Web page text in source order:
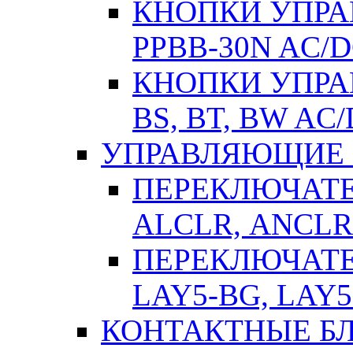
КНОПКИ
РPВВ-30N AC/
КНОПКИ
BS, BT, BW AC/
УПРАВЛЯЮЩИЕ
АLСLR, АNСLR
LAY5-BG,
КОНТАКТНЫЕ